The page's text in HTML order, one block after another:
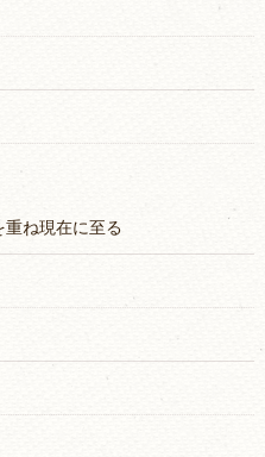
ね現在に至る